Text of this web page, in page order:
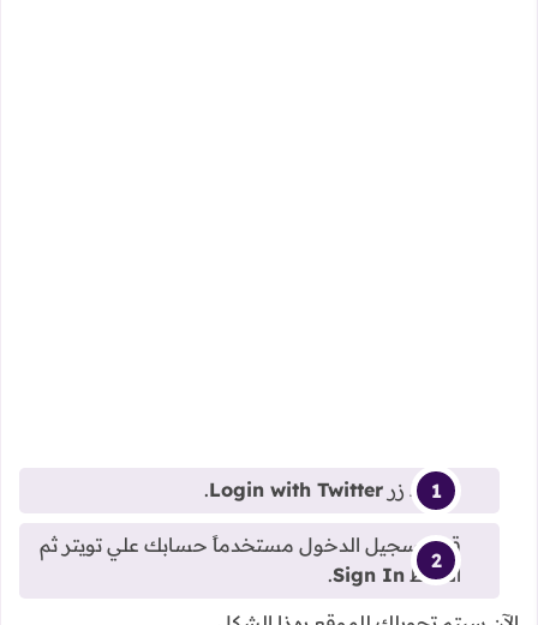
اضغط زر Login with Twitter
.
قم بتسجيل الدخول مستخدماً حسابك علي تويتر ثم
اضغط Sign In
.